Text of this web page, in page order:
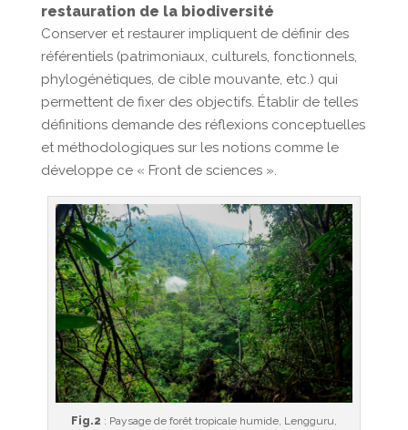
restauration de la biodiversité
Conserver et restaurer impliquent de définir des
référentiels (patrimoniaux, culturels, fonctionnels,
phylogénétiques, de cible mouvante, etc.) qui
permettent de fixer des objectifs. Établir de telles
définitions demande des réflexions conceptuelles
et méthodologiques sur les notions comme le
développe ce « Front de sciences ».
Fig.2 : Paysage de forêt tropicale humide, Lengguru,